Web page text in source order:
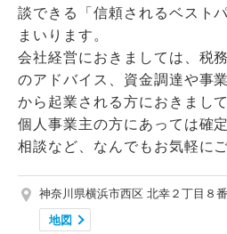
談できる「信頼されるベスト
まいります。
会社経営におきましては、税
のアドバイス、資金調達や事
から起業される方におきまし
個人事業主の方にあっては確
相談など、なんでもお気軽に
神奈川県横浜市西区 北幸２丁目８
地図